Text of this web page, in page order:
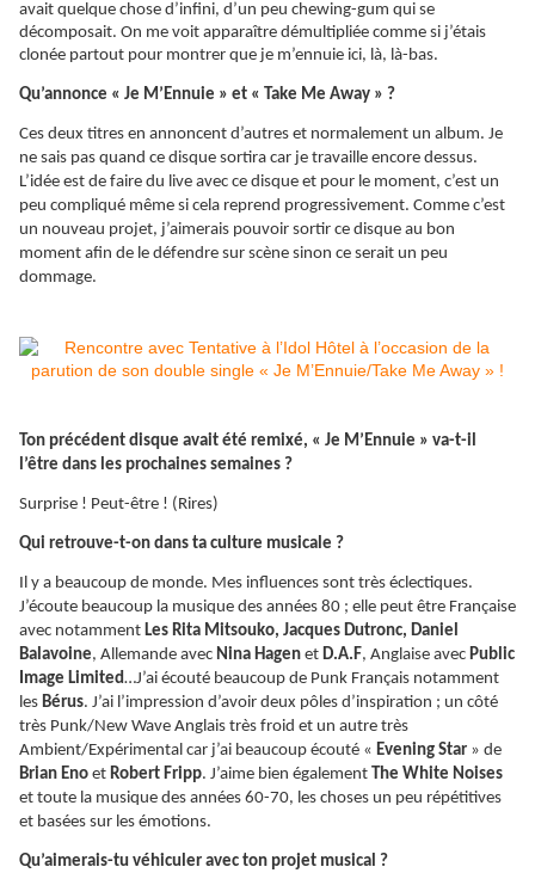
avait quelque chose d’infini, d’un peu chewing-gum qui se
décomposait. On me voit apparaître démultipliée comme si j’étais
clonée partout pour montrer que je m’ennuie ici, là, là-bas.
Qu’annonce « Je M’Ennuie » et « Take Me Away » ?
Ces deux titres en annoncent d’autres et normalement un album. Je
ne sais pas quand ce disque sortira car je travaille encore dessus.
L’idée est de faire du live avec ce disque et pour le moment, c’est un
peu compliqué même si cela reprend progressivement. Comme c’est
un nouveau projet, j’aimerais pouvoir sortir ce disque au bon
moment afin de le défendre sur scène sinon ce serait un peu
dommage.
Ton précédent disque avait été remixé, « Je M’Ennuie » va-t-il
l’être dans les prochaines semaines ?
Surprise ! Peut-être ! (Rires)
Qui retrouve-t-on dans ta culture musicale ?
Il y a beaucoup de monde. Mes influences sont très éclectiques.
J’écoute beaucoup la musique des années 80 ; elle peut être Française
avec notamment Les Rita Mitsouko, Jacques Dutronc, Daniel
Balavoine, Allemande avec Nina Hagen et D.A.F, Anglaise avec Public
Image Limited…J’ai écouté beaucoup de Punk Français notamment
les Bérus. J’ai l’impression d’avoir deux pôles d’inspiration ; un côté
très Punk/New Wave Anglais très froid et un autre très
Ambient/Expérimental car j’ai beaucoup écouté « Evening Star » de
Brian Eno et Robert Fripp. J’aime bien également The White Noises
et toute la musique des années 60-70, les choses un peu répétitives
et basées sur les émotions.
Qu’aimerais-tu véhiculer avec ton projet musical ?